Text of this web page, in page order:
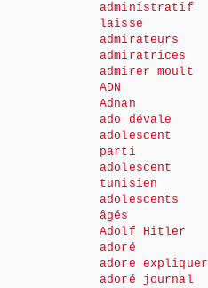
administratif
laisse
admirateurs
admiratrices
admirer moult
ADN
Adnan
ado dévale
adolescent
parti
adolescent
tunisien
adolescents
âgés
Adolf Hitler
adoré
adore expliquer
adoré journal